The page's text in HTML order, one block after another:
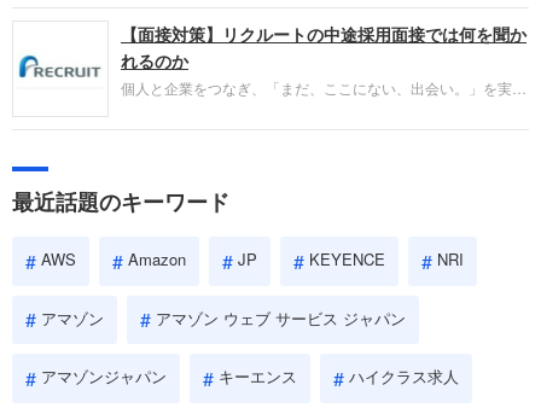
パーソンが利用する企業口コミサイト「キャリコ
ネ」の転職エージェントがお勧めするイチオシ企業
IBMです。採用面接対策の企業研究にご活用くださ
い。
【面接対策】リクルートの中途採用面接では何を聞か
れるのか
個人と企業をつなぎ、「まだ、ここにない、出会い。」を実現
やこれまでの成果を具体的に問われるほか、「人間性」も評価
しょう。
最近話題のキーワード
AWS Amazon JP KEYENCE NRI
アマゾン アマゾン ウェブ サービス ジャパン
アマゾンジャパン キーエンス ハイクラス求人